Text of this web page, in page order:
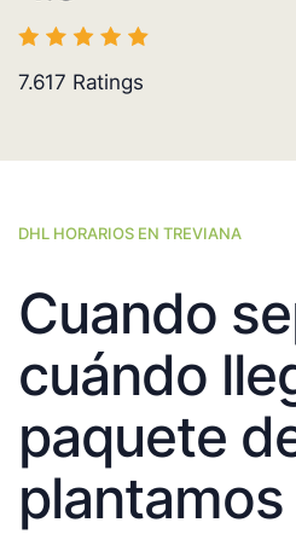
7.617 Ratings
DHL HORARIOS EN TREVIANA
Cuando
cuándo
paquete